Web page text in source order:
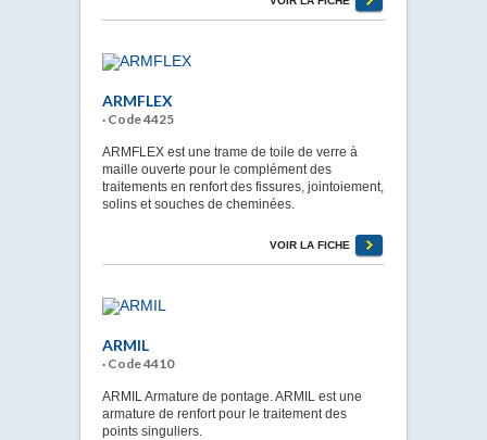
ARMFLEX
· Code 4425
ARMFLEX est une trame de toile de verre à
maille ouverte pour le complément des
traitements en renfort des fissures, jointoiement,
solins et souches de cheminées.
VOIR LA FICHE
ARMIL
· Code 4410
ARMIL Armature de pontage. ARMIL est une
armature de renfort pour le traitement des
points singuliers.